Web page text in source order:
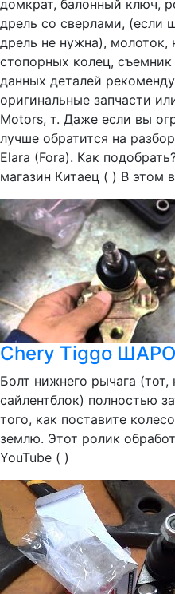
домкрат, балонный ключ,
дрель со сверлами, (если
дрель не нужна), молоток,
стопорных колец,
данных деталей
оригинальные запчасти
Motors, т. Даже если вы
лучше обратится на
Elara (Fora). Как
магазин Китаец ( ) В этом
Chery Tiggo
Болт нижнего рычага
сайлентблок) полностью
того, как поставите
землю. Этот ролик
YouTube ( )